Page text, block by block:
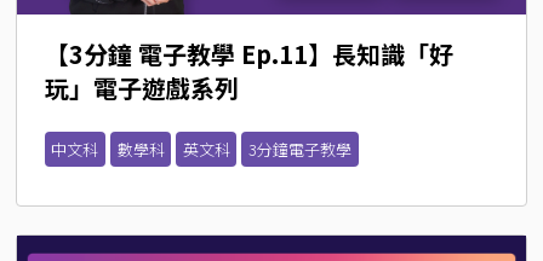
【3分鐘 電子教學 Ep.11】長知識「好
玩」電子遊戲系列
中文科 數學科 英文科 3分鐘電子教學